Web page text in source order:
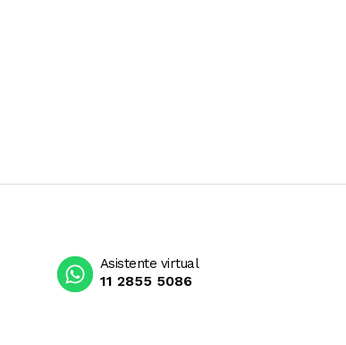
Asistente virtual
11 2855 5086